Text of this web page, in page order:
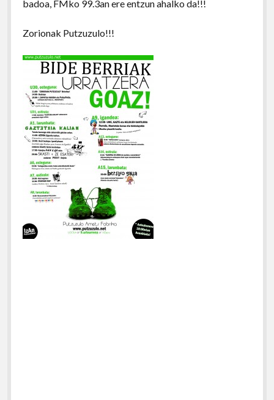
badoa, FMko 99.3an ere entzun ahalko da!!!
Zorionak Putzuzulo!!!